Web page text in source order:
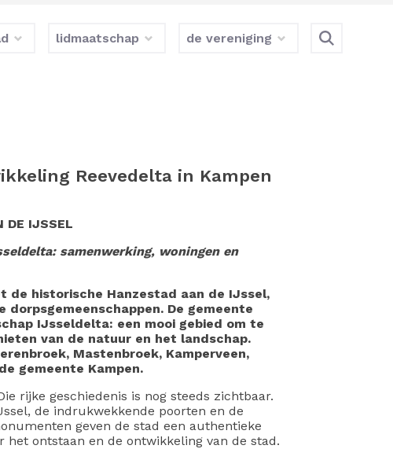
lidmaatschap de vereniging
Reevedelta in Kampen
DE IJSSEL
samenwerking, woningen en
de historische Hanzestad aan de IJssel,
De gemeente
IJsseldelta: een mooi gebied om te
van de natuur en het landschap.
Mastenbroek, Kamperveen,
gemeente Kampen.
rijke geschiedenis is nog steeds zichtbaar.
de indrukwekkende poorten en de
geven de stad een authentieke
het ontstaan en de ontwikkeling van de stad.